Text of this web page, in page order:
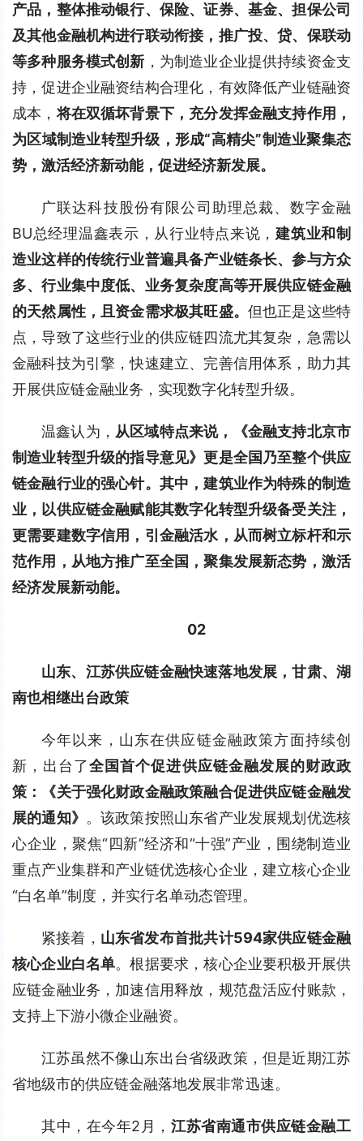
产品，整体推动银行、保险、证券、基金、担保公司
及其他金融机构进行联动衔接，推广投、贷、保联动
等多种服务模式创新 ，为制造业企业提供持续资金支
持，促进企业融资结构合理化，有效降低产业链融资
成本， 将在双循坏背景下，充分发挥金融支持作用，
为区域制造业转型升级，形成“高精尖”制造业聚集态
势，激活经济新动能，促进经济新发展。
广联达科技股份有限公司助理总裁、数字金融
BU总经理温鑫表示，从行业特点来说，建筑业和制
造业这样的传统行业普遍具备产业链条长、参与方众
多、行业集中度低、业务复杂度高等开展供应链金融
的天然属性，且资金需求极其旺盛。 但也正是这些特
点，导致了这些行业的供应链四流尤其复杂，急需以
金融科技为引擎，快速建立、完善信用体系，助力其
开展供应链金融业务，实现数字化转型升级。
温鑫认为， 从区域特点来说，《金融支持北京市
制造业转型升级的指导意见》更是全国乃至整个供应
链金融行业的强心针。其中，建筑业作为特殊的制造
业，以供应链金融赋能其数字化转型升级备受关注，
更需要建数字信用，引金融活水，从而树立标杆和示
范作用，从地方推广至全国，聚集发展新态势，激活
经济发展新动能。
02
山东、江苏供应链金融快速落地发展，甘肃、湖
南也相继出台政策
今年以来，山东在供应链金融政策方面持续创
新，出台了全国首个促进供应链金融发展的财政政
策：
《关于强化财政金融政策融合促进供应链金融发
展的通知》 。该政策按照山东省产业发展规划优选核
心企业，聚焦“四新”经济和“十强”产业，围绕制造业
重点产业集群和产业链优选核心企业，建立核心企业
“白名单”制度，并实行名单动态管理。
紧接着， 山东省发布首批共计594家供应链金融
核心企业白名单。根据要求，核心企业要积极开展供
应链金融业务，加速信用释放，规范盘活应付账款，
支持上下游小微企业融资。
江苏虽然不像山东出台省级政策，但是近期江苏
省地级市的供应链金融落地发展非常迅速。
其中，在今年2月， 江苏省南通市供应链金融工